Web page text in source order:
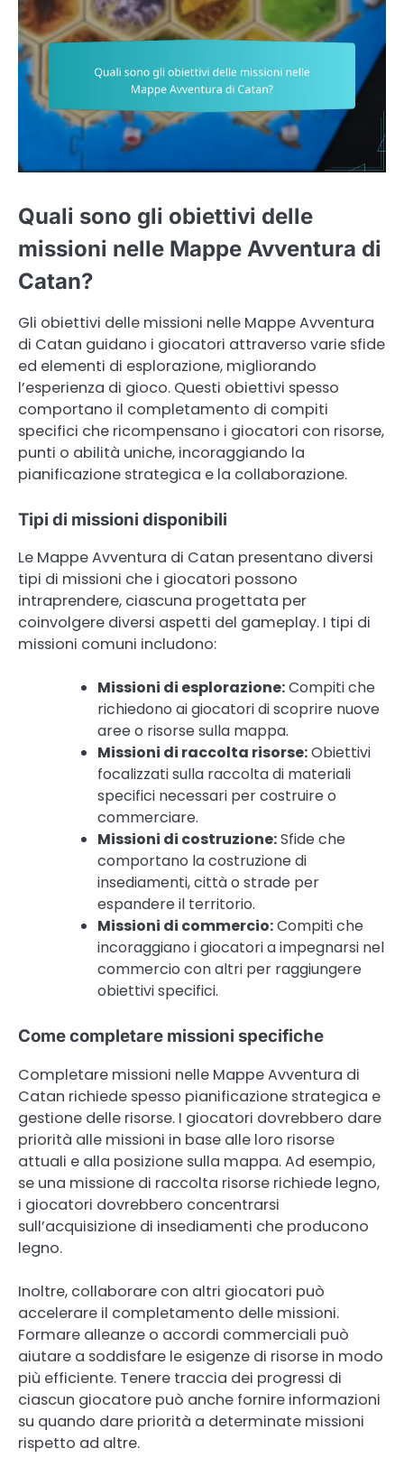
Quali sono gli obiettivi delle
missioni nelle Mappe Avventura di
Catan?
Gli obiettivi delle missioni nelle Mappe Avventura
di Catan guidano i giocatori attraverso varie sfide
ed elementi di esplorazione, migliorando
l’esperienza di gioco. Questi obiettivi spesso
comportano il completamento di compiti
specifici che ricompensano i giocatori con risorse,
punti o abilità uniche, incoraggiando la
pianificazione strategica e la collaborazione.
Tipi di missioni disponibili
Le Mappe Avventura di Catan presentano diversi
tipi di missioni che i giocatori possono
intraprendere, ciascuna progettata per
coinvolgere diversi aspetti del gameplay. I tipi di
missioni comuni includono:
Missioni di esplorazione:Compiti che
richiedono ai giocatori di scoprire nuove
aree o risorse sulla mappa.
Missioni di raccolta risorse:Obiettivi
focalizzati sulla raccolta di materiali
specifici necessari per costruire o
commerciare.
Missioni di costruzione:Sfide che
comportano la costruzione di
insediamenti, città o strade per
espandere il territorio.
Missioni di commercio:Compiti che
incoraggiano i giocatori a impegnarsi nel
commercio con altri per raggiungere
obiettivi specifici.
Come completare missioni specifiche
Completare missioni nelle Mappe Avventura di
Catan richiede spesso pianificazione strategica e
gestione delle risorse. I giocatori dovrebbero dare
priorità alle missioni in base alle loro risorse
attuali e alla posizione sulla mappa. Ad esempio,
se una missione di raccolta risorse richiede legno,
i giocatori dovrebbero concentrarsi
sull’acquisizione di insediamenti che producono
legno.
Inoltre, collaborare con altri giocatori può
accelerare il completamento delle missioni.
Formare alleanze o accordi commerciali può
aiutare a soddisfare le esigenze di risorse in modo
più efficiente. Tenere traccia dei progressi di
ciascun giocatore può anche fornire informazioni
su quando dare priorità a determinate missioni
rispetto ad altre.